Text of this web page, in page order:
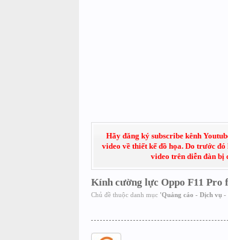
Hãy đăng ký subscribe kênh
video về thiết kế đồ họa. Do trước
video trên diễn đàn bị
Kính cường lực Oppo F11 Pro
Chủ đề thuộc danh mục 'Quảng cáo - Dịch vụ -